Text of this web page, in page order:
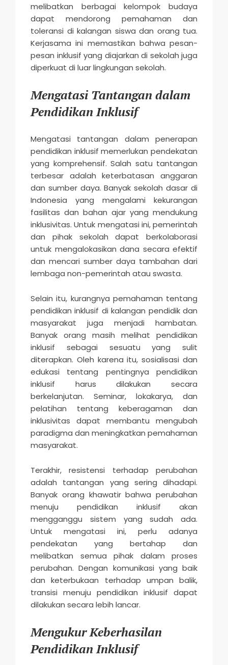
melibatkan berbagai kelompok budaya
dapat mendorong pemahaman dan
toleransi di kalangan siswa dan orang tua.
Kerjasama ini memastikan bahwa pesan-
pesan inklusif yang diajarkan di sekolah juga
diperkuat di luar lingkungan sekolah.
Mengatasi Tantangan dalam
Pendidikan Inklusif
Mengatasi tantangan dalam penerapan
pendidikan inklusif memerlukan pendekatan
yang komprehensif. Salah satu tantangan
terbesar adalah keterbatasan anggaran
dan sumber daya. Banyak sekolah dasar di
Indonesia yang mengalami kekurangan
fasilitas dan bahan ajar yang mendukung
inklusivitas. Untuk mengatasi ini, pemerintah
dan pihak sekolah dapat berkolaborasi
untuk mengalokasikan dana secara efektif
dan mencari sumber daya tambahan dari
lembaga non-pemerintah atau swasta.
Selain itu, kurangnya pemahaman tentang
pendidikan inklusif di kalangan pendidik dan
masyarakat juga menjadi hambatan.
Banyak orang masih melihat pendidikan
inklusif sebagai sesuatu yang sulit
diterapkan. Oleh karena itu, sosialisasi dan
edukasi tentang pentingnya pendidikan
inklusif harus dilakukan secara
berkelanjutan. Seminar, lokakarya, dan
pelatihan tentang keberagaman dan
inklusivitas dapat membantu mengubah
paradigma dan meningkatkan pemahaman
masyarakat.
Terakhir, resistensi terhadap perubahan
adalah tantangan yang sering dihadapi.
Banyak orang khawatir bahwa perubahan
menuju pendidikan inklusif akan
mengganggu sistem yang sudah ada.
Untuk mengatasi ini, perlu adanya
pendekatan yang bertahap dan
melibatkan semua pihak dalam proses
perubahan. Dengan komunikasi yang baik
dan keterbukaan terhadap umpan balik,
transisi menuju pendidikan inklusif dapat
dilakukan secara lebih lancar.
Mengukur Keberhasilan
Pendidikan Inklusif